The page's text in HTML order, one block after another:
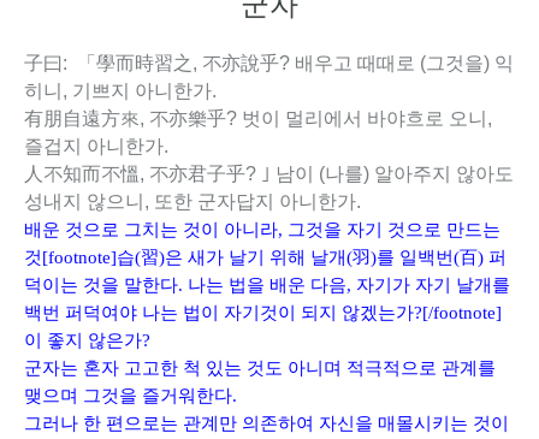
子曰: 「學而時習之, 不亦說乎? 배우고 때때로 (그것을) 익
히니, 기쁘지 아니한가.
有朋自遠方來, 不亦樂乎? 벗이 멀리에서 바야흐로 오니,
즐겁지 아니한가.
人不知而不慍, 不亦君子乎? ｣ 남이 (나를) 알아주지 않아도
성내지 않으니, 또한 군자답지 아니한가.
배운 것으로 그치는 것이 아니라, 그것을 자기 것으로 만드는
것[footnote]습(習)은 새가 날기 위해 날개(羽)를 일백번(百) 퍼
덕이는 것을 말한다. 나는 법을 배운 다음, 자기가 자기 날개를
백번 퍼덕여야 나는 법이 자기것이 되지 않겠는가?[/footnote]
이 좋지 않은가?
군자는 혼자 고고한 척 있는 것도 아니며 적극적으로 관계를
맺으며 그것을 즐거워한다.
그러나 한 편으로는 관계만 의존하여 자신을 매몰시키는 것이